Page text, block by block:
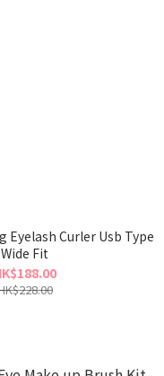
Curler Usb Type
Wide Fit